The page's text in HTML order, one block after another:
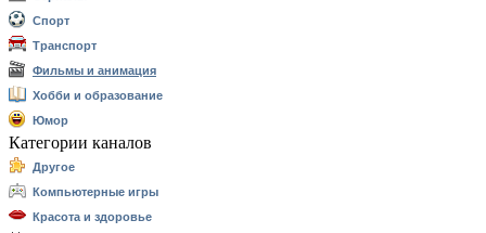
Спорт
Транспорт
Фильмы и анимация
Хобби и образование
Юмор
Категории каналов
Другое
Компьютерные игры
Красота и здоровье